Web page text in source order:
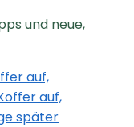
und neue,
auf,